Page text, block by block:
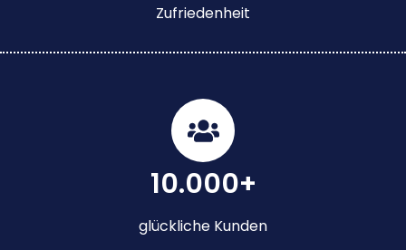
Zufriedenheit
10.000+
glückliche Kunden